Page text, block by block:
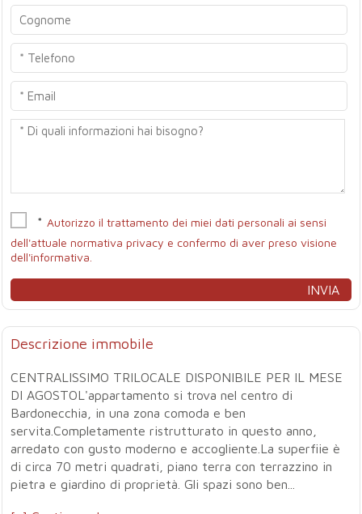
*Autorizzo il trattamento dei miei dati personali ai sensi
dell'attuale normativa privacy e confermo di aver preso visione
dell'informativa.
Descrizione immobile
CENTRALISSIMO TRILOCALE DISPONIBILE PER IL MESE
DI AGOSTOL'appartamento si trova nel centro di
Bardonecchia, in una zona comoda e ben
servita.Completamente ristrutturato in questo anno,
arredato con gusto moderno e accogliente.La superfiie è
di circa 70 metri quadrati, piano terra con terrazzino in
pietra e giardino di proprietà. Gli spazi sono ben...